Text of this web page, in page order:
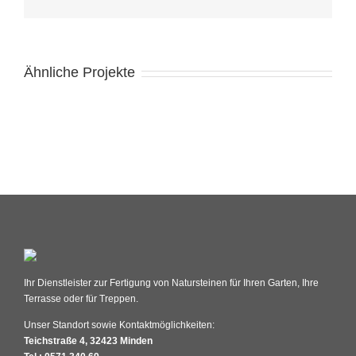
Ähnliche Projekte
Ihr Dienstleister zur Fertigung von Natursteinen für Ihren Garten, Ihre
Terrasse oder für Treppen.
Unser Standort sowie Kontaktmöglichkeiten:
Teichstraße 4, 32423 Minden